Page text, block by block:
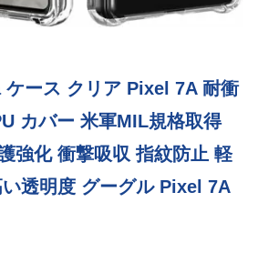
ース クリア Pixel 7A 耐衝
カバー 米軍MIL規格取得
強化 衝撃吸収 指紋防止 軽
透明度 グーグル Pixel 7A